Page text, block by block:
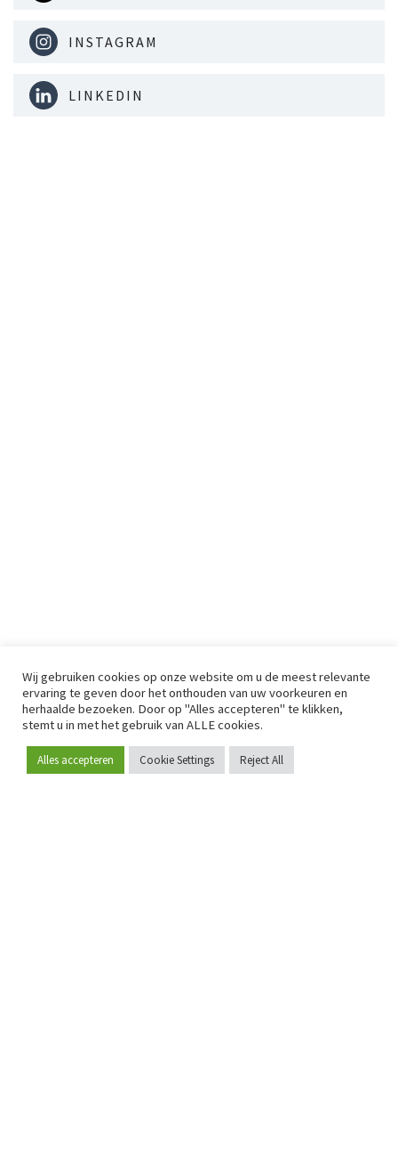
Word lid
INSTAGRAM
LINKEDIN
Wij gebruiken cookies op onze website om u de meest relevante
ervaring te geven door het onthouden van uw voorkeuren en
herhaalde bezoeken. Door op "Alles accepteren" te klikken,
stemt u in met het gebruik van ALLE cookies.
Alles accepteren Cookie Settings Reject All